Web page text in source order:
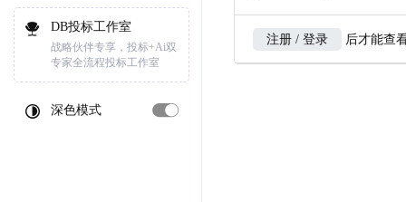
DB投标工作室
战略伙伴专享，投标+Ai双
专家全流程投标工作室
深色模式
注册 / 登录 后才能查